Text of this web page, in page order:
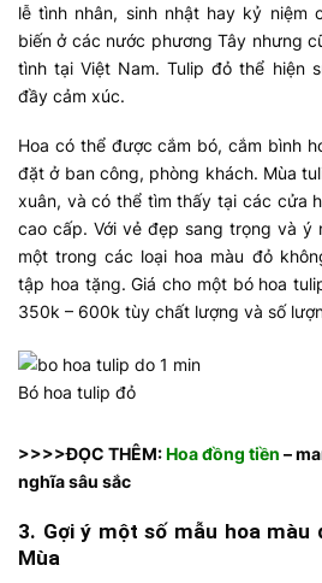
lễ tình nhân, sinh nhật hay kỷ niệm
biến ở các nước phương Tây nhưng
tình tại Việt Nam. Tulip đỏ thể hiện
đầy cảm xúc.
Hoa có thể được cắm bó, cắm bình
đặt ở ban công, phòng khách. Mùa
xuân, và có thể tìm thấy tại các cửa
cao cấp. Với vẻ đẹp sang trọng và ý
một trongcác loại hoa màu đỏ
tập hoa tặng. Giá cho một bó hoa
350k – 600k tùy chất lượng và số
Bó hoa tulip đỏ
>>>>ĐỌC THÊM:Hoa đồng tiền –
nghĩa sâu sắc
3. Gợi ý một số mẫu hoa màu
Mùa